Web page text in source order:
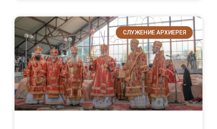
СЛУЖЕНИЕ АРХИЕРЕЯ